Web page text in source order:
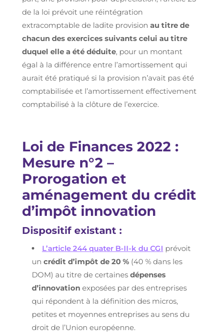
de la loi prévoit une réintégration
extracomptable de ladite provision au titre de
chacun des exercices suivants celui au titre
duquel elle a été déduite, pour un montant
égal à la différence entre l’amortissement qui
aurait été pratiqué si la provision n’avait pas été
comptabilisée et l’amortissement effectivement
comptabilisé à la clôture de l’exercice.
Loi de Finances 2022 :
Mesure n°2 –
Prorogation et
aménagement du crédit
d’impôt innovation
Dispositif existant :
L’article 244 quater B-II-k du CGI prévoit
un crédit d’impôt de 20 % (40 % dans les
DOM) au titre de certaines dépenses
d’innovation exposées par des entreprises
qui répondent à la définition des micros,
petites et moyennes entreprises au sens du
droit de l’Union européenne.